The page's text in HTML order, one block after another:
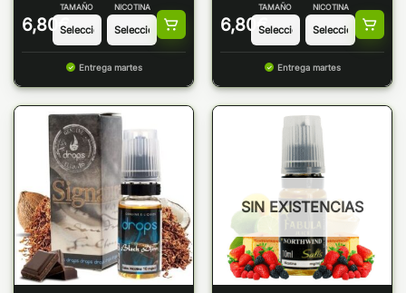
6,80 €
TAMAÑO NICOTINA
Entrega martes
6,80 €
TAMAÑO NICOTINA
Entrega martes
SIN EXISTENCIAS